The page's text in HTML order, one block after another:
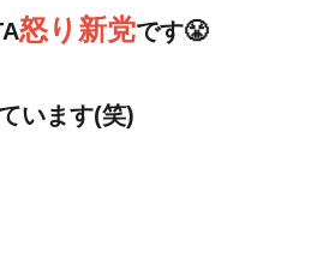
怒り新党です😤
います(笑)